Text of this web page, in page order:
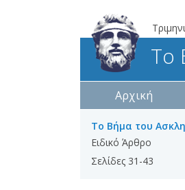
Το
Αρχική
Το Βήμα του
Ειδικό Άρθρο
Σελίδες 31-43